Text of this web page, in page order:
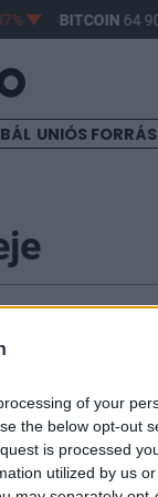
of your
the below opt-out
is processed
utilized by us
BITCOIN64
UNIÓS
euró
euróval és a
szemben
ma